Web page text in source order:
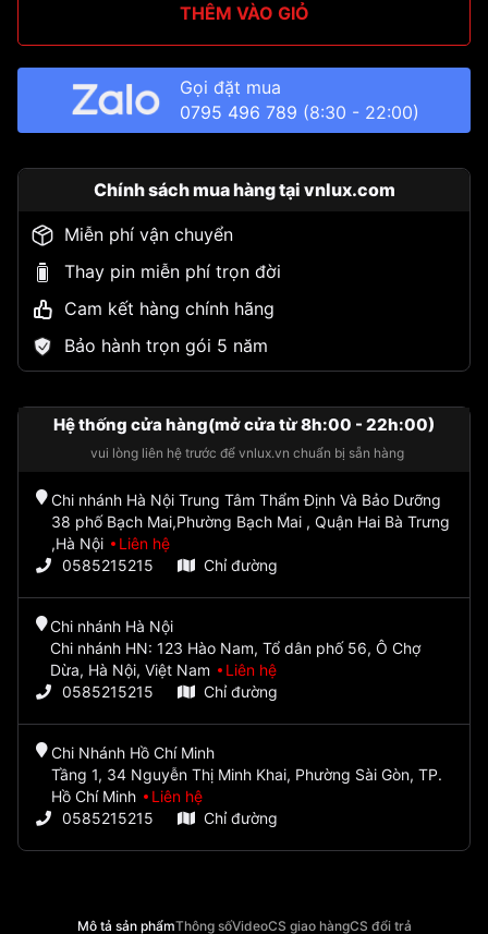
THÊM VÀO GIỎ
Gọi đặt mua
0795 496 789 (8:30 - 22:00)
Chính sách mua hàng tại vnlux.com
Miễn phí vận chuyển
Thay pin miễn phí trọn đời
Cam kết hàng chính hãng
Bảo hành trọn gói 5 năm
Hệ thống cửa hàng(mở cửa từ 8h:00 - 22h:00)
vui lòng liên hệ trước để vnlux.vn chuẩn bị sẵn hàng
Chi nhánh Hà Nội Trung Tâm Thẩm Định Và Bảo Dưỡng
38 phố Bạch Mai,Phường Bạch Mai , Quận Hai Bà Trưng
,Hà Nội
Liên hệ
0585215215
Chỉ đường
Chi nhánh Hà Nội
Chi nhánh HN: 123 Hào Nam, Tổ dân phố 56, Ô Chợ
Dừa, Hà Nội, Việt Nam
Liên hệ
0585215215
Chỉ đường
Chi Nhánh Hồ Chí Minh
Tầng 1, 34 Nguyễn Thị Minh Khai, Phường Sài Gòn, TP.
Hồ Chí Minh
Liên hệ
0585215215
Chỉ đường
Mô tả sản phẩmThông sốVideoCS giao hàngCS đổi trả